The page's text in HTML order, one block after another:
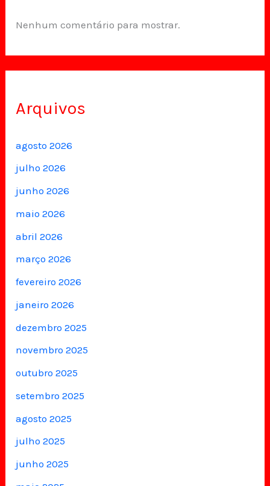
Nenhum comentário para mostrar.
Arquivos
agosto 2026
julho 2026
junho 2026
maio 2026
abril 2026
março 2026
fevereiro 2026
janeiro 2026
dezembro 2025
novembro 2025
outubro 2025
setembro 2025
agosto 2025
julho 2025
junho 2025